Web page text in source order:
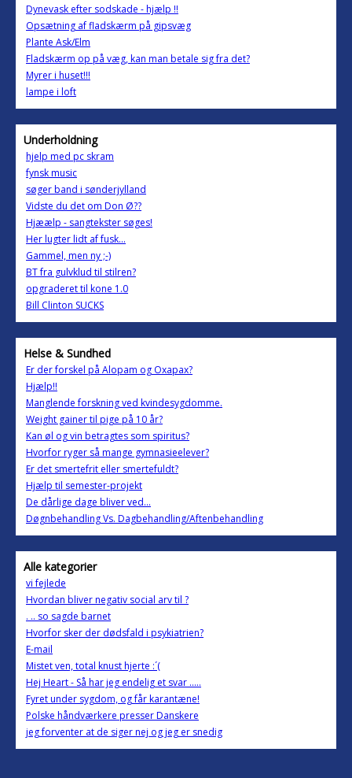
Dynevask efter sodskade - hjælp !!
Opsætning af fladskærm på gipsvæg
Plante Ask/Elm
Fladskærm op på væg, kan man betale sig fra det?
Myrer i huset!!!
lampe i loft
Underholdning
hjelp med pc skram
fynsk music
søger band i sønderjylland
Vidste du det om Don Ø??
Hjæælp - sangtekster søges!
Her lugter lidt af fusk...
Gammel, men ny ;-)
BT fra gulvklud til stilren?
opgraderet til kone 1.0
Bill Clinton SUCKS
Helse & Sundhed
Er der forskel på Alopam og Oxapax?
Hjælp!!
Manglende forskning ved kvindesygdomme.
Weight gainer til pige på 10 år?
Kan øl og vin betragtes som spiritus?
Hvorfor ryger så mange gymnasieelever?
Er det smertefrit eller smertefuldt?
Hjælp til semester-projekt
De dårlige dage bliver ved...
Døgnbehandling Vs. Dagbehandling/Aftenbehandling
Alle kategorier
vi fejlede
Hvordan bliver negativ social arv til ?
. .. so sagde barnet
Hvorfor sker der dødsfald i psykiatrien?
E-mail
Mistet ven, total knust hjerte :´(
Hej Heart - Så har jeg endelig et svar .....
Fyret under sygdom, og får karantæne!
Polske håndværkere presser Danskere
jeg forventer at de siger nej og jeg er snedig